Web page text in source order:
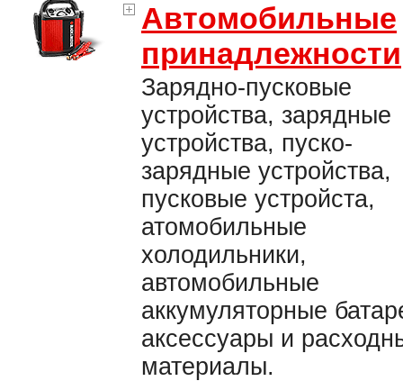
Автомобильные
принадлежности
Зарядно-пусковые
устройства, зарядные
устройства, пуско-
зарядные устройства,
пусковые устройста,
атомобильные
холодильники,
автомобильные
аккумуляторные
аксессуары и
материалы.